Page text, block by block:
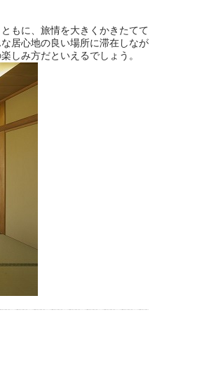
もに、旅情を大きくかきたてて
居心地の良い場所に滞在しなが
しみ方だといえるでしょう。